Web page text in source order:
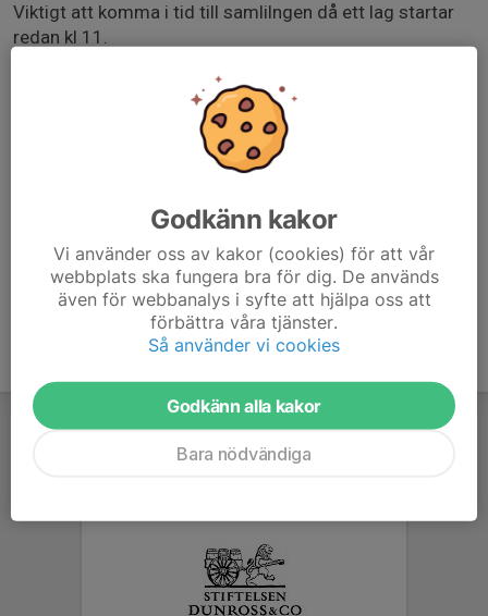
Viktigt att komma i tid till samlilngen då ett lag startar
redan kl 11.
Lag vit spelar 11.30, 12.30 och 14.00 mot
Björndammen, BK Häcken och Öjersjö
Godkänn kakor
Vi använder oss av kakor (cookies) för att vår
webbplats ska fungera bra för dig. De används
även för webbanalys i syfte att hjälpa oss att
förbättra våra tjänster.
Så använder vi cookies
Godkänn alla kakor
Bara nödvändiga